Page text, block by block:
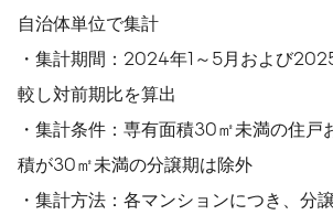
自治体単位で集計
・集計期間：2024年1～5月および
較し対前期比を算出
・集計条件：専有面積30㎡未満の住戸
積が30㎡未満の分譲期は除外
・集計方法：各マンションにつき、分